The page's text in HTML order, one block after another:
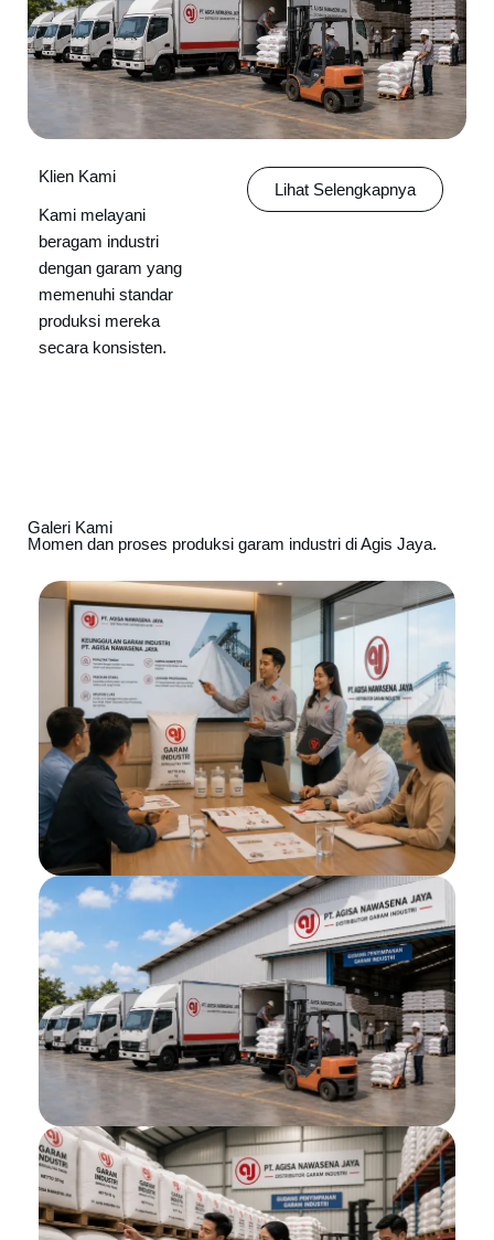
Klien Kami
Kami melayani
beragam industri
dengan garam yang
memenuhi standar
produksi mereka
secara konsisten.
Lihat Selengkapnya
Galeri Kami
Momen dan proses produksi garam industri di Agis Jaya.